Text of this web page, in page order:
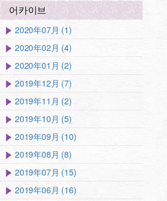
어카이브
2020年07月 (1)
2020年02月 (4)
2020年01月 (2)
2019年12月 (7)
2019年11月 (2)
2019年10月 (5)
2019年09月 (10)
2019年08月 (8)
2019年07月 (15)
2019年06月 (16)